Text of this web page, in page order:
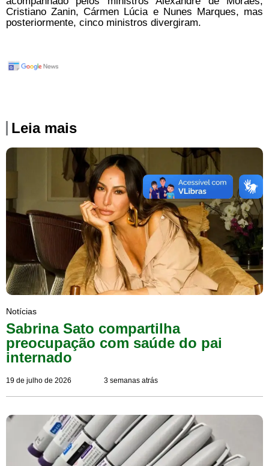
Cristiano Zanin, Cármen Lúcia e Nunes Marques, mas
posteriormente, cinco ministros divergiram.
Leia mais
Notícias
Sabrina Sato compartilha
preocupação com saúde do pai
internado
19 de julho de 2026 3 semanas atrás